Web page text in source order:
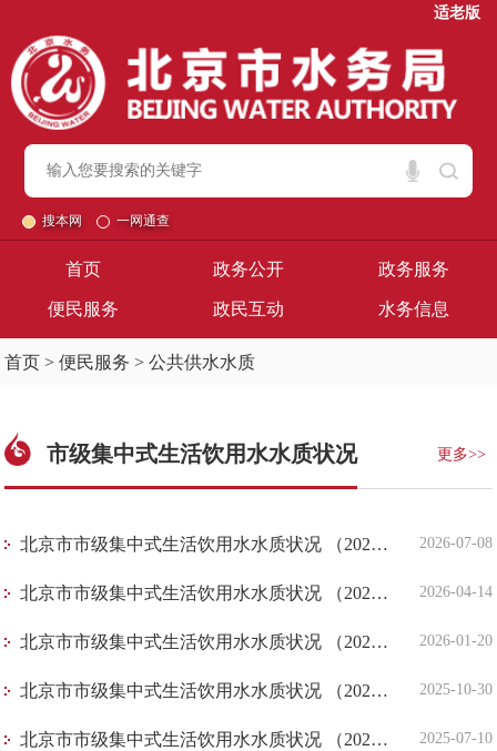
适老版
搜本网 一网通查
首页 政务公开 政务服务
便民服务 政民互动 水务信息
首页 >便民服务 >公共供水水质
市级集中式生活饮用水水质状况 更多>>
​北京市市级集中式生活饮用水水质状况 （2026年第二季度） 2026-07-08
​北京市市级集中式生活饮用水水质状况 （2026年第一季度） 2026-04-14
​北京市市级集中式生活饮用水水质状况 （2025年第四季度） 2026-01-20
​北京市市级集中式生活饮用水水质状况 （2025年第三季度） 2025-10-30
​北京市市级集中式生活饮用水水质状况 （2025年第二季度） 2025-07-10